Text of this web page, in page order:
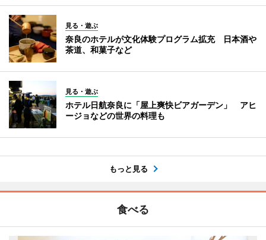
見る・遊ぶ
奈良のホテルが文化体験プログラム拡充 日本酒や
茶道、和菓子など
見る・遊ぶ
ホテル日航奈良に「屋上爽快ビアガーデン」 アヒ
ージョなどの世界の料理も
もっと見る
食べる